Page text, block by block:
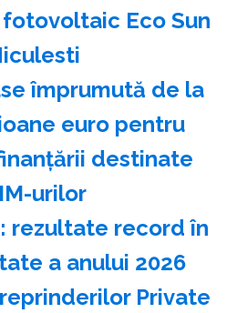
Eco Sun
împrumută de la
euro pentru
destinate
urilor
rezultate record în
a anului 2026
Private